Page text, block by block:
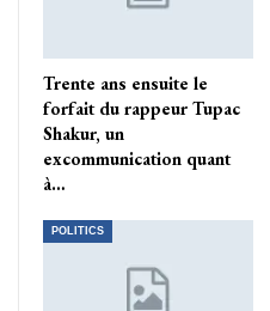
Trente ans ensuite le
forfait du rappeur Tupac
Shakur, un
excommunication quant
à…
POLITICS